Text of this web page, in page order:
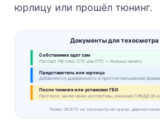
юрлицу или прошёл тюнинг.
Документы для техосмотра
Собственник едет сам
Паспорт РФ плюс СТС или ПТС — больше ничего
Представитель или юрлицо
Добавляется доверенность в простой письменной форме
После тюнинга или установки ГБО
Протокол, заключение экспертизы, решение ГИБДД об
Полис ОСАГО на техосмотр не нужен,